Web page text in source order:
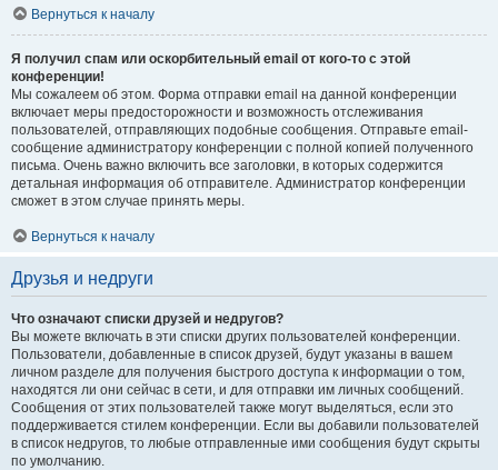
Вернуться к началу
Я получил спам или оскорбительный email от кого-то с этой
конференции!
Мы сожалеем об этом. Форма отправки email на данной конференции
включает меры предосторожности и возможность отслеживания
пользователей, отправляющих подобные сообщения. Отправьте email-
сообщение администратору конференции с полной копией полученного
письма. Очень важно включить все заголовки, в которых содержится
детальная информация об отправителе. Администратор конференции
сможет в этом случае принять меры.
Вернуться к началу
Друзья и недруги
Что означают списки друзей и недругов?
Вы можете включать в эти списки других пользователей конференции.
Пользователи, добавленные в список друзей, будут указаны в вашем
личном разделе для получения быстрого доступа к информации о том,
находятся ли они сейчас в сети, и для отправки им личных сообщений.
Сообщения от этих пользователей также могут выделяться, если это
поддерживается стилем конференции. Если вы добавили пользователей
в список недругов, то любые отправленные ими сообщения будут скрыты
по умолчанию.